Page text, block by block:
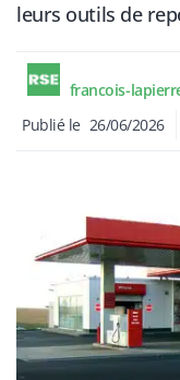
leurs outils de
francois-
Publié le 26/06/2026